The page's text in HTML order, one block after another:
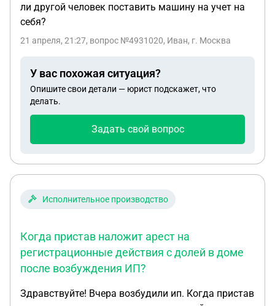
ли другой человек поставить машину на учет на
себя?
21 апреля, 21:27, вопрос №4931020, Иван, г. Москва
У вас похожая ситуация?
Опишите свои детали — юрист подскажет, что
делать.
Задать свой вопрос
Исполнительное производство
Когда пристав наложит арест на
регистрационные действия с долей в доме
после возбуждения ИП?
Здравствуйте! Вчера возбудили ип. Когда пристав